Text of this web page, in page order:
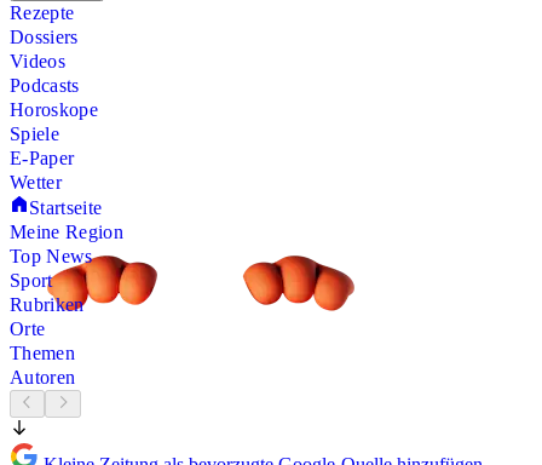
Rezepte
Dossiers
Videos
Podcasts
Horoskope
Spiele
E-Paper
Wetter
Startseite
Meine Region
Top News
Sport
Rubriken
Orte
Themen
Autoren